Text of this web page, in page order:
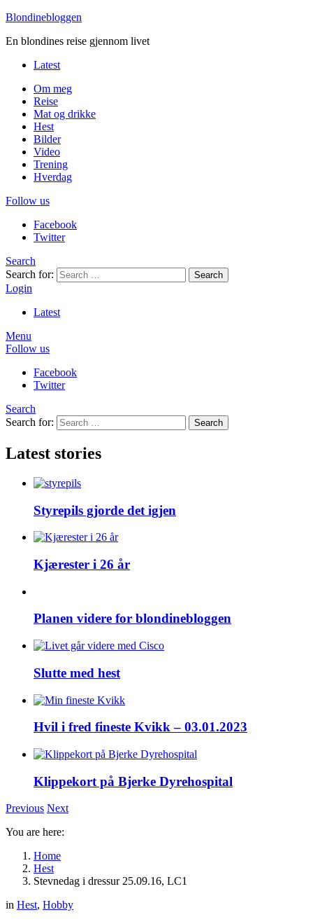
Blondinebloggen
En blondines reise gjennom livet
Latest
Om meg
Reise
Mat og drikke
Hest
Bilder
Video
Trening
Hverdag
Follow us
Facebook
Twitter
Search
Search for:
Search
Login
Latest
Menu
Follow us
Facebook
Twitter
Search
Search for:
Search
Latest stories
Styrepils gjorde det igjen
Kjærester i 26 år
Planen videre for blondinebloggen
Slutte med hest
Hvil i fred fineste Kvikk – 03.01.2023
Klippekort på Bjerke Dyrehospital
Previous Next
You are here:
Home
Hest
Stevnedag i dressur 25.09.16, LC1
in Hest, Hobby